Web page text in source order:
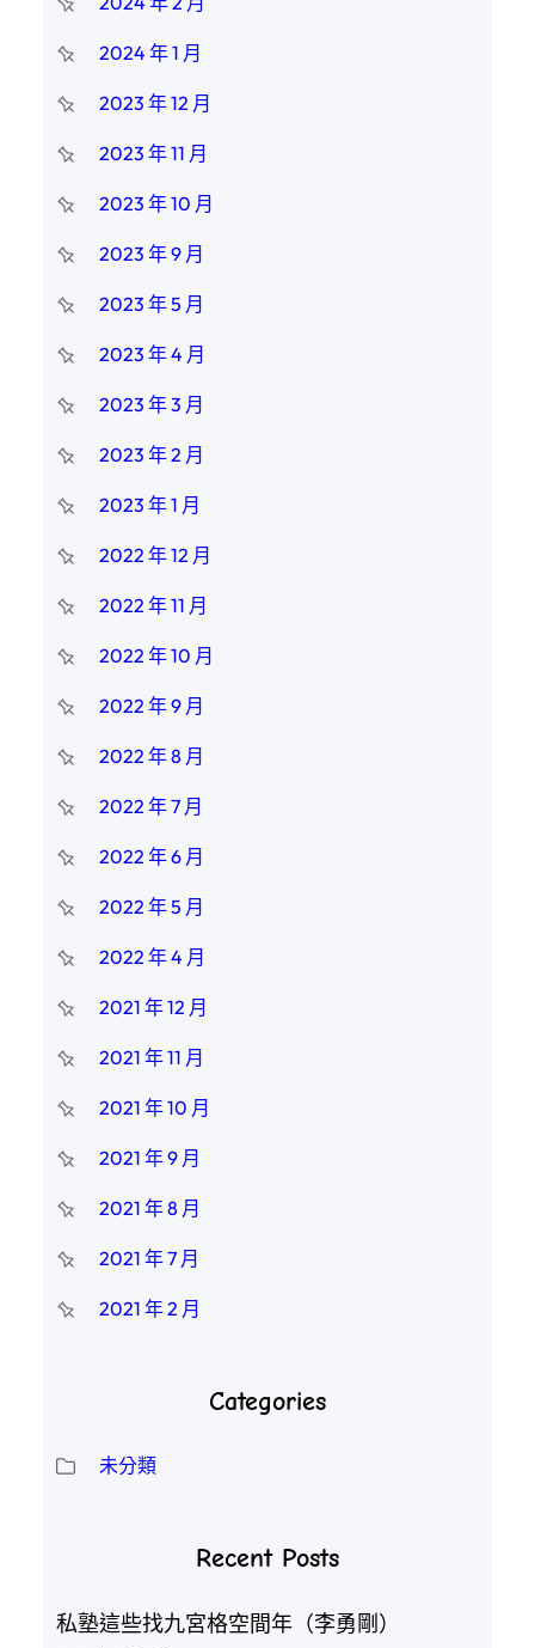
2024 年 1 月
2023 年 12 月
2023 年 11 月
2023 年 10 月
2023 年 9 月
2023 年 5 月
2023 年 4 月
2023 年 3 月
2023 年 2 月
2023 年 1 月
2022 年 12 月
2022 年 11 月
2022 年 10 月
2022 年 9 月
2022 年 8 月
2022 年 7 月
2022 年 6 月
2022 年 5 月
2022 年 4 月
2021 年 12 月
2021 年 11 月
2021 年 10 月
2021 年 9 月
2021 年 8 月
2021 年 7 月
2021 年 2 月
Categories
未分類
Recent Posts
私塾這些找九宮格空間年（李勇剛）